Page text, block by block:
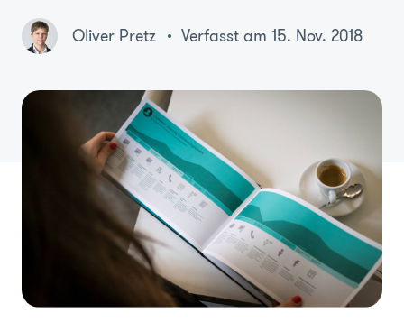
Über Uns
Oliver Pretz Verfasst am 15. Nov. 2018